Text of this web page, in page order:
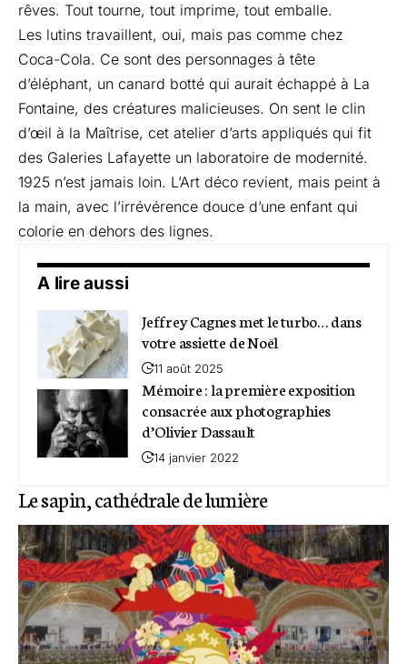
rêves. Tout tourne, tout imprime, tout emballe.
Les lutins travaillent, oui, mais pas comme chez
Coca-Cola. Ce sont des personnages à tête
d’éléphant, un canard botté qui aurait échappé à La
Fontaine, des créatures malicieuses. On sent le clin
d’œil à la Maîtrise, cet atelier d’arts appliqués qui fit
des Galeries Lafayette un laboratoire de modernité.
1925 n’est jamais loin. L’Art déco revient, mais peint à
la main, avec l’irrévérence douce d’une enfant qui
colorie en dehors des lignes.
A lire aussi
Jeffrey Cagnes met le turbo… dans
votre assiette de Noël
11 août 2025
Mémoire : la première exposition
consacrée aux photographies
d’Olivier Dassault
14 janvier 2022
Le sapin, cathédrale de lumière